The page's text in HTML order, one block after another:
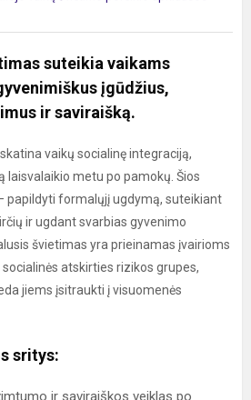
suteikia vaikams
įgūdžius,
ir saviraišką.
vaikų socialinę integraciją,
laisvalaikio metu po pamokų. Šios
papildyti formalųjį ugdymą, suteikiant
ir ugdant svarbias gyvenimo
švietimas yra prieinamas įvairioms
atskirties rizikos grupes,
jiems įsitraukti į visuomenės
sritys:
ir saviraiškos veiklas po